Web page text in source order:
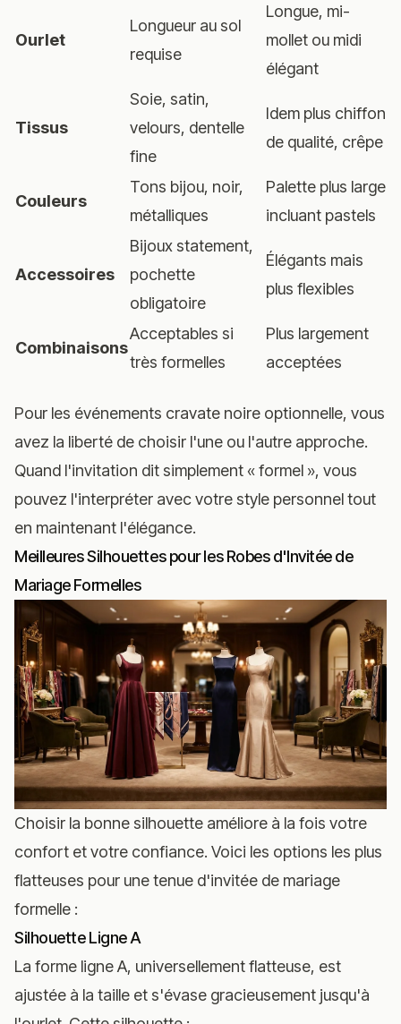
Ourlet
Longueur au sol
requise
Longue, mi-
mollet ou midi
élégant
Tissus
Soie, satin,
velours, dentelle
fine
Idem plus chiffon
de qualité, crêpe
Couleurs
Tons bijou, noir,
métalliques
Palette plus large
incluant pastels
Accessoires
Bijoux statement,
pochette
obligatoire
Élégants mais
plus flexibles
Combinaisons
Acceptables si
très formelles
Plus largement
acceptées
Pour les événements cravate noire optionnelle, vous
avez la liberté de choisir l'une ou l'autre approche.
Quand l'invitation dit simplement « formel », vous
pouvez l'interpréter avec votre style personnel tout
en maintenant l'élégance.
Meilleures Silhouettes pour les Robes d'Invitée de
Mariage Formelles
Choisir la bonne silhouette améliore à la fois votre
confort et votre confiance. Voici les options les plus
flatteuses pour une tenue d'invitée de mariage
formelle :
Silhouette Ligne A
La forme ligne A, universellement flatteuse, est
ajustée à la taille et s'évase gracieusement jusqu'à